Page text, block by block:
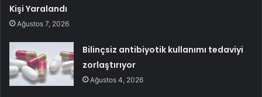
Kişi Yaralandı
Ağustos 7, 2026
Bilinçsiz antibiyotik kullanımı tedaviyi
zorlaştırıyor
Ağustos 4, 2026